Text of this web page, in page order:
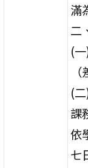
滿
二
(
(
課
依
七